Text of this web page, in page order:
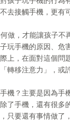
去接觸手機，更有
做，才能讓孩子不
玩手機的原因、危
上，在面對這個問
轉移注意力」，或
機？主要是因為手
了手機，還有很多
只要還有事情做了